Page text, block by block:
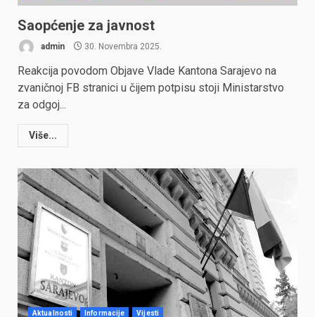
Saopćenje za javnost
admin 30. Novembra 2025.
Reakcija povodom Objave Vlade Kantona Sarajevo na
zvaničnoj FB stranici u čijem potpisu stoji Ministarstvo
za odgoj...
Više...
Aktualnosti Informacije Vijesti